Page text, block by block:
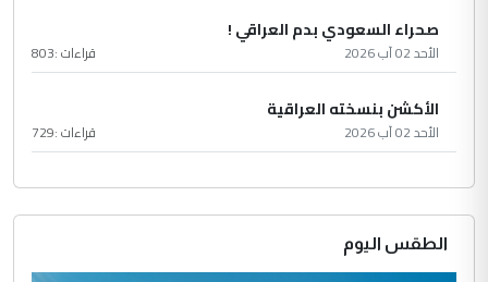
صحراء السعودي بدم العراقي !
الأحد 02 آب 2026 قراءات :803
الأكشن بنسخته العراقية
الأحد 02 آب 2026 قراءات :729
الطقس اليوم